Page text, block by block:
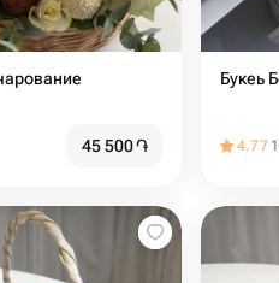
45 500֏
Букеь
4.77